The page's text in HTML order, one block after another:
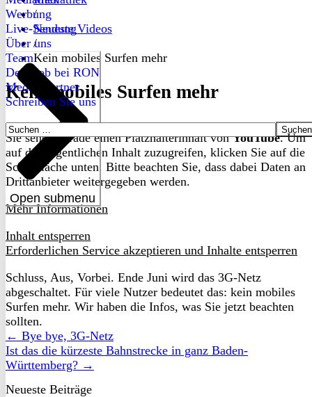
Werbung
Live-Sendung
Über uns
Open submenu
Team
Dein Job bei RON
Medienpartner
Schreiben Sie uns
Suchen
nach:
/
Neueste Videos
/
Kein mobiles Surfen mehr
Kein mobiles Surfen mehr
Sie sehen gerade einen Platzhalterinhalt vonYouTube. Um
auf den eigentlichen Inhalt zuzugreifen, klicken Sie auf die
Schaltfläche unten. Bitte beachten Sie, dass dabei Daten an
Drittanbieter weitergegeben werden.
Mehr Informationen
Inhalt entsperren
Erforderlichen Service akzeptieren und Inhalte entsperren
Schluss, Aus, Vorbei. Ende Juni wird das 3G-Netz
abgeschaltet. Für viele Nutzer bedeutet das: kein mobiles
Surfen mehr. Wir haben die Infos, was Sie jetzt beachten
sollten.
← Bye bye, 3G-Netz
Ist das die kürzeste Bahnstrecke in ganz Baden-
Württemberg? →
Neueste Beiträge